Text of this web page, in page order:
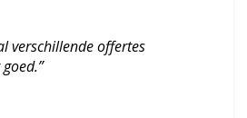
verschillende offertes